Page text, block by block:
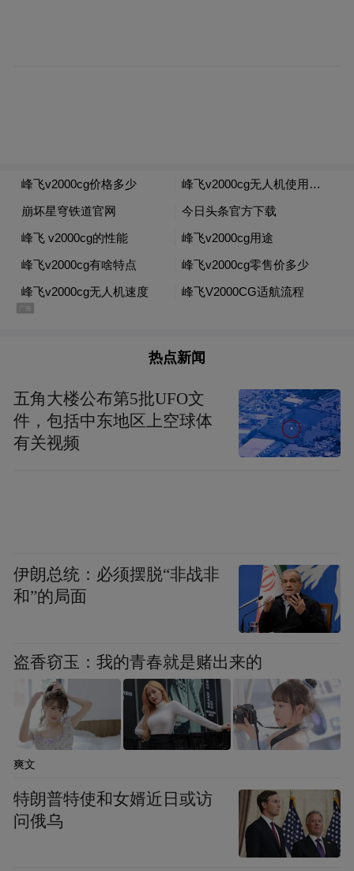
热点新闻
五角大楼公布第5批UFO文
件，包括中东地区上空球体
有关视频
伊朗总统：必须摆脱“非战非
和”的局面
盗香窃玉：我的青春就是赌出来的
爽文
特朗普特使和女婿近日或访
问俄乌